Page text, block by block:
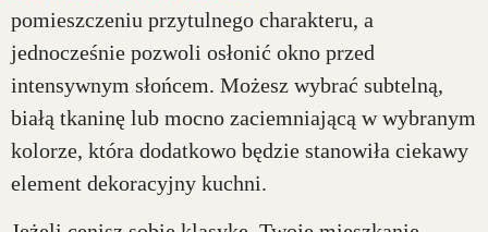
pomieszczeniu przytulnego charakteru, a
jednocześnie pozwoli osłonić okno przed
intensywnym słońcem. Możesz wybrać subtelną,
białą tkaninę lub mocno zaciemniającą w wybranym
kolorze, która dodatkowo będzie stanowiła ciekawy
element dekoracyjny kuchni.